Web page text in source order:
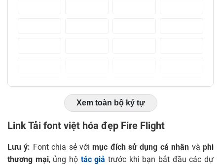
Xem toàn bộ ký tự
Link Tải font việt hóa đẹp Fire Flight
Lưu ý: Font chia sẻ vớimục đích sử dụng cá nhân vàphi
thương mại, ủng hộ tác giả trước khi bạn bắt đầu các dự